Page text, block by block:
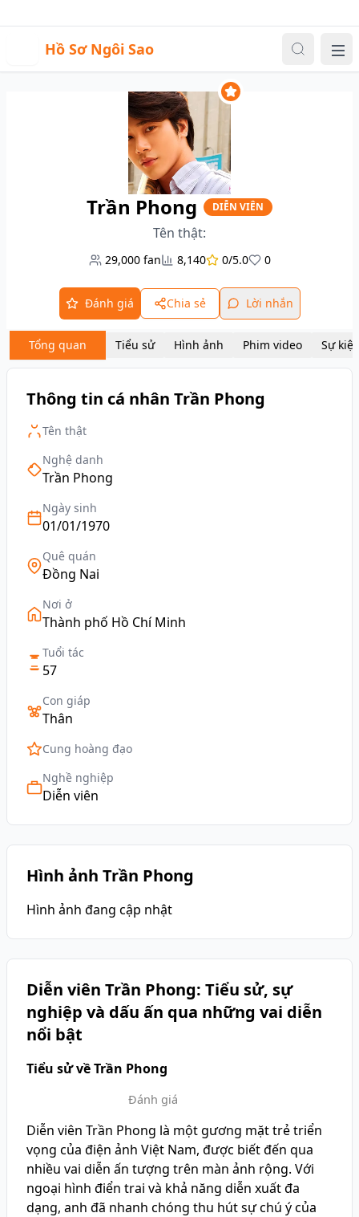
Hồ Sơ Ngôi Sao
Trần Phong DIỄN VIÊN
Tên thật:
29,000 fan 8,140 0/5.0 0
Đánh giá Chia sẻ Lời nhắn
Tổng quan Tiểu sử Hình ảnh Phim video Sự
Thông tin cá nhân Trần Phong
Tên thật
Nghệ danh
Trần Phong
Ngày sinh
01/01/1970
Quê quán
Đồng Nai
Nơi ở
Thành phố Hồ Chí Minh
Tuổi tác
57
Con giáp
Thân
Cung hoàng đạo
Nghề nghiệp
Diễn viên
Hình ảnh Trần Phong
Hình ảnh đang cập nhật
Diễn viên Trần Phong: Tiểu sử, sự
nghiệp và dấu ấn qua những vai diễn
nổi bật
Tiểu sử về Trần Phong
Đánh giá
Diễn viên Trần Phong là một gương mặt trẻ triển
vọng của điện ảnh Việt Nam, được biết đến qua
nhiều vai diễn ấn tượng trên màn ảnh rộng. Với
ngoại hình điển trai và khả năng diễn xuất đa
dạng, anh đã nhanh chóng thu hút sự chú ý của